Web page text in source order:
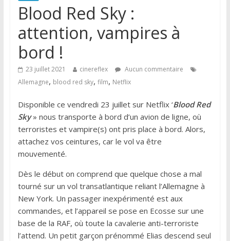
Blood Red Sky :
attention, vampires à
bord !
23 juillet 2021 cinereflex
Aucun commentaire
Allemagne, blood red sky, film, Netflix
Disponible ce vendredi 23 juillet sur Netflix ‘Blood Red
Sky» nous transporte à bord d’un avion de ligne, où
terroristes et vampire(s) ont pris place à bord. Alors,
attachez vos ceintures, car le vol va être
mouvementé.
Dès le début on comprend que quelque chose a mal
tourné sur un vol transatlantique reliant l’Allemagne à
New York. Un passager inexpérimenté est aux
commandes, et l’appareil se pose en Ecosse sur une
base de la RAF, où toute la cavalerie anti-terroriste
l’attend. Un petit garçon prénommé Elias descend seul